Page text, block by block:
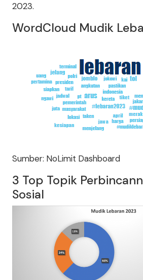
2023.
WordCloud Mudik
Sumber: NoLimit Dashboard
3 Top Topik
Sosial